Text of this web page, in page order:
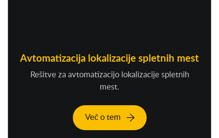
Avtomatizacija lokalizacije spletnih mest
Rešitve za avtomatizacijo lokalizacije spletnih
mest.
Več o tem